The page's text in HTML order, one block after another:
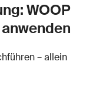
WOOP
– allein